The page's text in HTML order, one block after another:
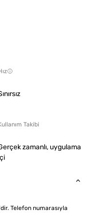
Takibi
zamanlı, uygulama
Telefon numarasıyla